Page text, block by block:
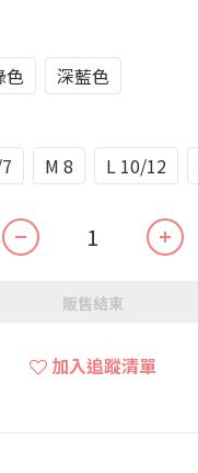
色 深藍色
M 8 L 10/12
販售結束
加入追蹤清單